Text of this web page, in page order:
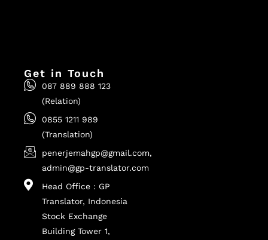
Get in Touch
087 889 888 123
(Relation)
0855 1211 989
(Translation)
penerjemahgp@gmail.com,
admin@gp-translator.com
Head Office : GP
Translator, Indonesia
Stock Exchange
Building Tower 1,